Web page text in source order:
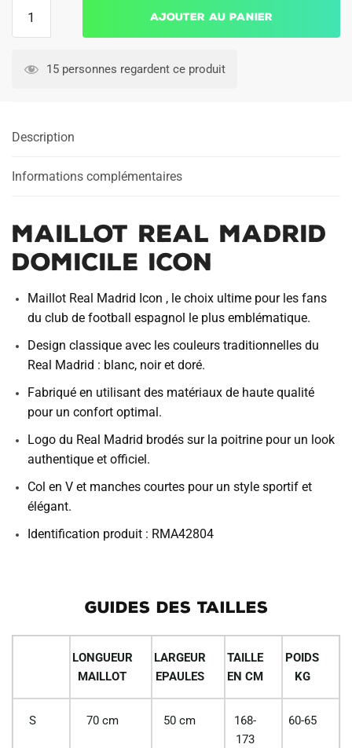
Ajouter au panier
15 personnes regardent ce produit
Description
Informations complémentaires
MAILLOT REAL MADRID
DOMICILE ICON
Maillot Real Madrid Icon , le choix ultime pour les fans
du club de football espagnol le plus emblématique.
Design classique avec les couleurs traditionnelles du
Real Madrid : blanc, noir et doré.
Fabriqué en utilisant des matériaux de haute qualité
pour un confort optimal.
Logo du Real Madrid brodés sur la poitrine pour un look
authentique et officiel.
Col en V et manches courtes pour un style sportif et
élégant.
Identification produit : RMA42804
GUIDES DES TAILLES
LONGUEUR
MAILLOT
LARGEUR
EPAULES
TAILLE
EN CM
POIDS
KG
S 70 cm 50 cm
168-
173
60-65